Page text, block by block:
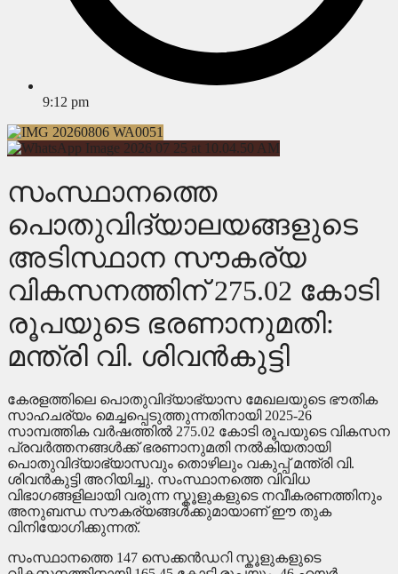
9:12 pm
സംസ്ഥാനത്തെ
പൊതുവിദ്യാലയങ്ങളുടെ
അടിസ്ഥാന സൗകര്യ
വികസനത്തിന് 275.02 കോടി
രൂപയുടെ ഭരണാനുമതി:
മന്ത്രി വി. ശിവൻകുട്ടി
കേരളത്തിലെ പൊതുവിദ്യാഭ്യാസ മേഖലയുടെ ഭൗതിക
സാഹചര്യം മെച്ചപ്പെടുത്തുന്നതിനായി 2025-26
സാമ്പത്തിക വർഷത്തിൽ 275.02 കോടി രൂപയുടെ വികസന
പ്രവർത്തനങ്ങൾക്ക് ഭരണാനുമതി നൽകിയതായി
പൊതുവിദ്യാഭ്യാസവും തൊഴിലും വകുപ്പ് മന്ത്രി വി.
ശിവൻകുട്ടി അറിയിച്ചു. സംസ്ഥാനത്തെ വിവിധ
വിഭാഗങ്ങളിലായി വരുന്ന സ്കൂളുകളുടെ നവീകരണത്തിനും
അനുബന്ധ സൗകര്യങ്ങൾക്കുമായാണ് ഈ തുക
വിനിയോഗിക്കുന്നത്.
സംസ്ഥാനത്തെ 147 സെക്കൻഡറി സ്കൂളുകളുടെ